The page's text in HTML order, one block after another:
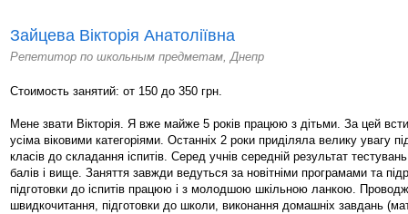
Зайцева Вікторія Анатоліївна
Репетитор по школьным предметам, Днепр
Стоимость занятий: от 150 до 350 грн.
Мене звати Вікторія. Я вже майже 5 років працюю з дітьми. За цей
усіма віковими категоріями. Останніх 2 роки приділяла велику увагу
класів до складання іспитів. Серед учнів середній результат
балів і вище. Заняття завжди ведуться за новітніми програмами та
підготовки до іспитів працюю і з молодшою шкільною ланкою.
швидкочитання, підготовки до школи, виконання домашніх завдань